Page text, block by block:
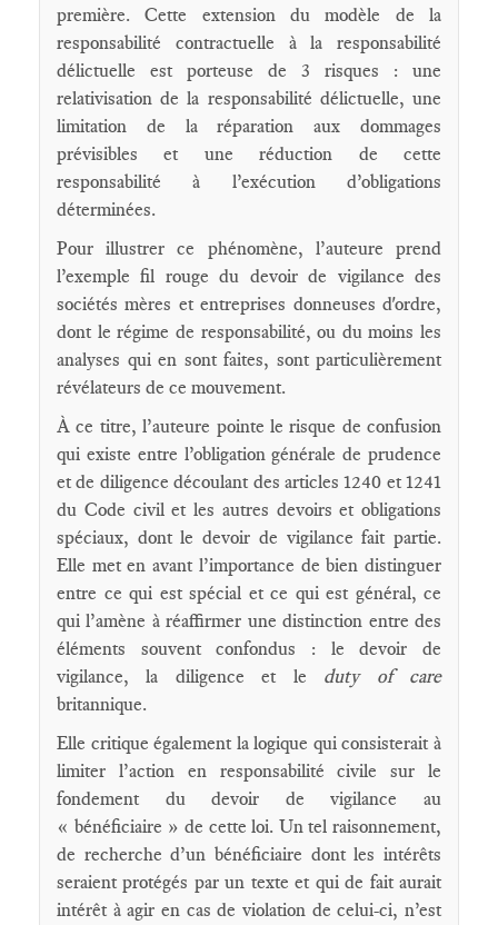
première. Cette extension du modèle de la
responsabilité contractuelle à la responsabilité
délictuelle est porteuse de 3 risques : une
relativisation de la responsabilité délictuelle, une
limitation de la réparation aux dommages
prévisibles et une réduction de cette
responsabilité à l’exécution d’obligations
déterminées.
Pour illustrer ce phénomène, l’auteure prend
l’exemple fil rouge du devoir de vigilance des
sociétés mères et entreprises donneuses d'ordre,
dont le régime de responsabilité, ou du moins les
analyses qui en sont faites, sont particulièrement
révélateurs de ce mouvement.
À ce titre, l’auteure pointe le risque de confusion
qui existe entre l’obligation générale de prudence
et de diligence découlant des articles 1240 et 1241
du Code civil et les autres devoirs et obligations
spéciaux, dont le devoir de vigilance fait partie.
Elle met en avant l’importance de bien distinguer
entre ce qui est spécial et ce qui est général, ce
qui l’amène à réaffirmer une distinction entre des
éléments souvent confondus : le devoir de
vigilance, la diligence et le duty of care
britannique.
Elle critique également la logique qui consisterait à
limiter l’action en responsabilité civile sur le
fondement du devoir de vigilance au
« bénéficiaire » de cette loi. Un tel raisonnement,
de recherche d’un bénéficiaire dont les intérêts
seraient protégés par un texte et qui de fait aurait
intérêt à agir en cas de violation de celui-ci, n’est